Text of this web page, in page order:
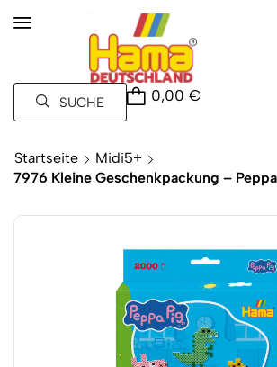
SUCHE 0,00 €
Startseite
Midi5+
7976 Kleine Geschenkpackung –